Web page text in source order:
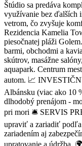
Štúdio sa predáva
využívanie bez ďalších
vetrom, čo zvyšuje
Rezidencia Kamelia
piesočnatej pláži
barmi, obchodmi a
skútrov, masážne
aquapark. Centrum
autom. 📈
Albánsku (viac ako 10
dlhodobý prenájom -
pri mori 🛎 SERVIS
upraviť a zariadiť podľa
zariadením aj
upratovanie a údržba.